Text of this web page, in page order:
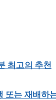
최고의 추천
또는 재배하